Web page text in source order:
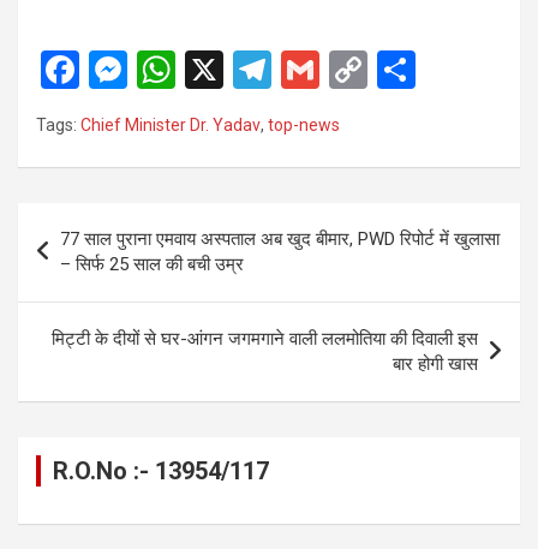
F
a
o
o
k
M
es
g
er
W
h
A
p
p
X
T
e
a
m
G
C
n
Tags: Chief Minister Dr. Yadav, top-news
navigation
77 साल पुराना एमवाय अस्पताल अब खुद बीमार, PWD रिपोर्ट में खुलासा
– सिर्फ 25 साल की बची उम्र
मिट्टी के दीयों से घर-आंगन जगमगाने वाली ललमोतिया की दिवाली इस
बार होगी खास
R.O.No :- 13954/117